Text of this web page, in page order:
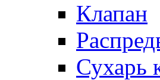
Клапан
Сухарь